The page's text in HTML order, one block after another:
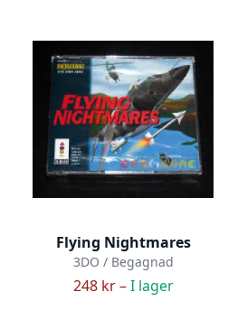
Flying Nightmares
3DO / Begagnad
248 kr –I lager